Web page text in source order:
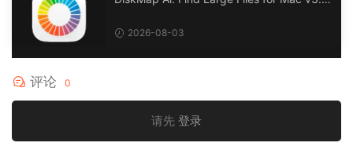
2026-08-03
评论 0
请先 登录